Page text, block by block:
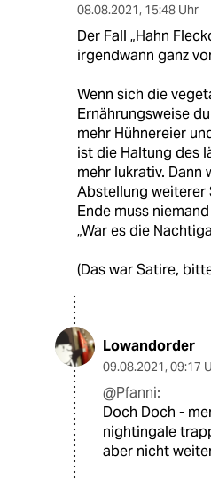
08.08.2021, 15:48 Uhr
Der Fall „Hahn
irgendwann ganz
Wenn sich die
Ernährungsweise
mehr Hühnereier
ist die Haltung des
mehr lukrativ. Dann
Abstellung weiterer
Ende muss
„War es die
(Das war Satire,
Lowandorder
09.08.2021, 09:17
@Pfanni:
Doch Doch -
nightingale
aber nicht